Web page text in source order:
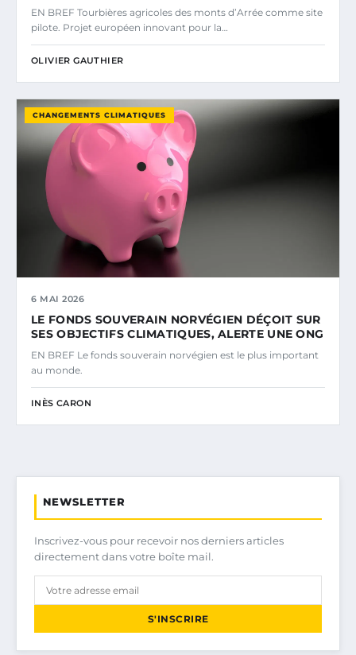
EN BREF Tourbières agricoles des monts d’Arrée comme site
pilote. Projet européen innovant pour la…
OLIVIER GAUTHIER
CHANGEMENTS CLIMATIQUES
6 MAI 2026
LE FONDS SOUVERAIN NORVÉGIEN DÉÇOIT SUR
SES OBJECTIFS CLIMATIQUES, ALERTE UNE ONG
EN BREF Le fonds souverain norvégien est le plus important
au monde.
INÈS CARON
NEWSLETTER
Inscrivez-vous pour recevoir nos derniers articles
directement dans votre boîte mail.
S'INSCRIRE